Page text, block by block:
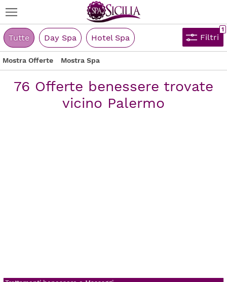
Mostra Offerte Mostra Spa
76 Offerte benessere trovate
vicino Palermo
Tutte Day Spa Hotel Spa Filtri